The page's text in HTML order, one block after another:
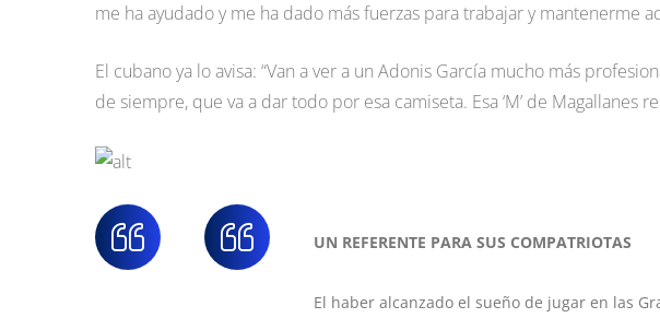
me ha ayudado y me ha dado más fuerzas para trabajar y mantenerme
El cubano ya lo avisa: “Van a ver a un Adonis García mucho más
de siempre, que va a dar todo por esa camiseta. Esa ‘M’ de Magallanes
UN REFERENTE PARA SUS COMPATRIOTAS
El haber alcanzado el sueño de jugar en las